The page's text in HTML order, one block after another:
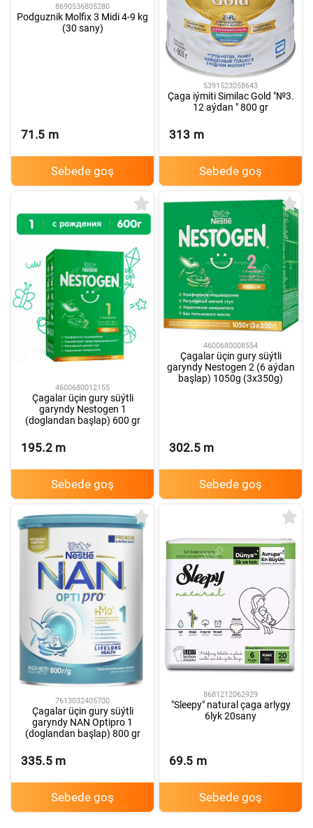
8690536805280
Podguznik Molfix 3 Midi 4-9 kg
(30 sany)
71.5 m
Sebede goş
5391523058643
Çaga iýmiti Similac Gold "№3.
12 aýdan " 800 gr
313 m
Sebede goş
4600680012155
Çagalar üçin gury süýtli
garyndy Nestogen 1
(doglandan başlap) 600 gr
195.2 m
Sebede goş
4600680008554
Çagalar üçin gury süýtli
garyndy Nestogen 2 (6 aýdan
başlap) 1050g (3x350g)
302.5 m
Sebede goş
7613032405700
Çagalar üçin gury süýtli
garyndy NAN Optipro 1
(doglandan başlap) 800 gr
335.5 m
Sebede goş
8681212062929
"Sleepy" natural çaga arlygy
6lyk 20sany
69.5 m
Sebede goş